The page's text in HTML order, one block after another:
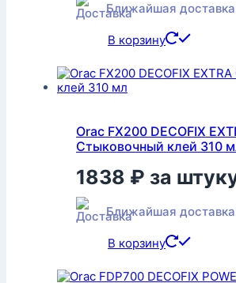
Ближайшая
В корзину
Orac FX200 DECOFIX
Стыковочный клей 310
1838 ₽ за
Ближайшая
В корзину